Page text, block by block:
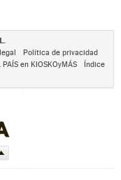
Política de privacidad
PAÍS en KIOSKOyMÁS
Índice